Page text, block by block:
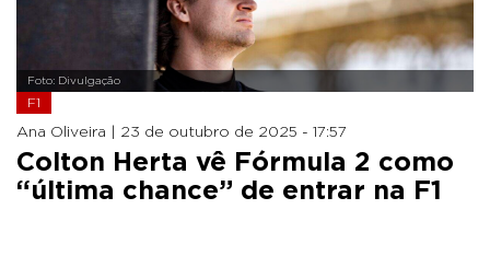
Foto: Divulgação
F1
Ana Oliveira | 23 de outubro de 2025 - 17:57
Colton Herta vê Fórmula 2 como
“última chance” de entrar na F1